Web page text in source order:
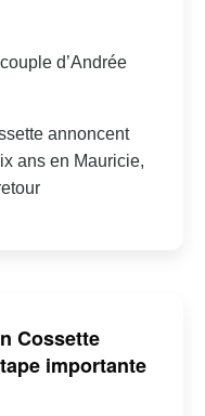
d’Andrée
annoncent
ans en Mauricie,
Cossette
importante